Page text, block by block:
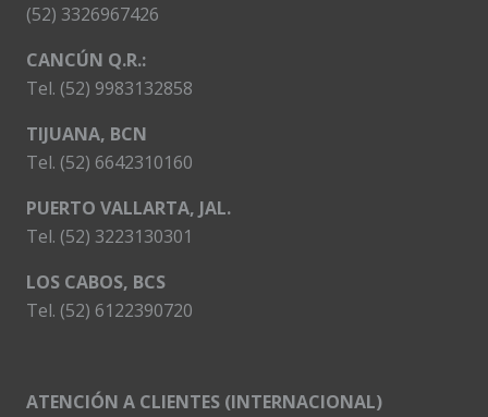
(52) 3326967426
CANCÚN Q.R.:
Tel. (52) 9983132858
TIJUANA, BCN
Tel. (52) 6642310160
PUERTO VALLARTA, JAL.
Tel. (52) 3223130301
LOS CABOS, BCS
Tel. (52) 6122390720
ATENCIÓN A CLIENTES (INTERNACIONAL)